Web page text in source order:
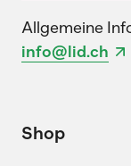
Allgemeine
info@lid.ch
Shop